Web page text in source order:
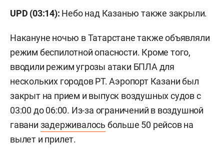
UPD (03:14): Небо над Казанью также закрыли.
Накануне ночью в Татарстане также объявляли
режим беспилотной опасности. Кроме того,
вводили режим угрозы атаки БПЛА для
нескольких городов РТ. Аэропорт Казани был
закрыт на прием и выпуск воздушных судов с
03:00 до 06:00. Из-за ограничений в воздушной
гавани задерживалось больше 50 рейсов на
вылет и прилет.